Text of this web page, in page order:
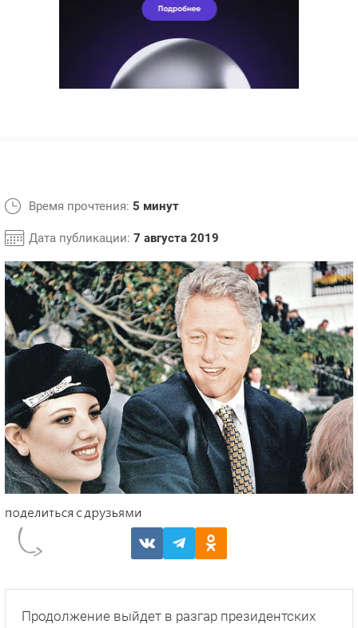
ГЕРМАНИЯ
СПОЙЛЕРЫ ИЗ СЕРИАЛОВ
Время прочтения: 5 минут
Дата публикации: 7 августа 2019
Продолжение выйдет в разгар президентских